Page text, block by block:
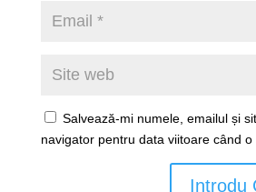
Salvează-mi numele, emailul și
navigator pentru data viitoare când o